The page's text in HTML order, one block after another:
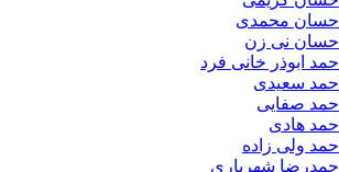
احسان محمدی
احسان نی زن
احمد ابوذر خانی فرد
احمد سعیدی
احمد صفایی
احمد هادی
احمد ولی زاده
احمدرضا شهریاری